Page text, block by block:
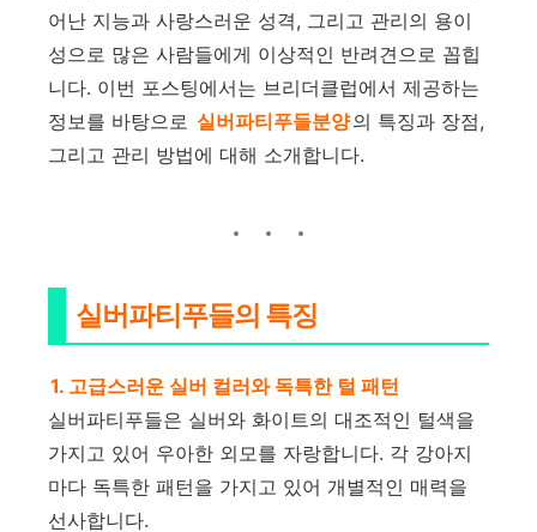
어난 지능과 사랑스러운 성격, 그리고 관리의 용이
성으로 많은 사람들에게 이상적인 반려견으로 꼽힙
니다. 이번 포스팅에서는 브리더클럽에서 제공하는
정보를 바탕으로 실버파티푸들분양의 특징과 장점,
그리고 관리 방법에 대해 소개합니다.
실버파티푸들의 특징
1. 고급스러운 실버 컬러와 독특한 털 패턴
실버파티푸들은 실버와 화이트의 대조적인 털색을
가지고 있어 우아한 외모를 자랑합니다. 각 강아지
마다 독특한 패턴을 가지고 있어 개별적인 매력을
선사합니다.